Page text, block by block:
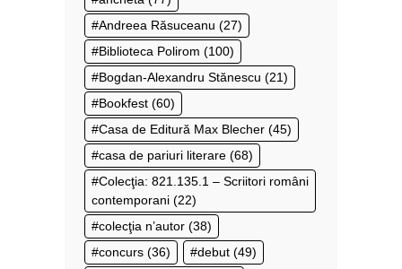
Andreea Răsuceanu (27)
Biblioteca Polirom (100)
Bogdan-Alexandru Stănescu (21)
Bookfest (60)
Casa de Editură Max Blecher (45)
casa de pariuri literare (68)
Colecţia: 821.135.1 – Scriitori români
contemporani (22)
colecţia n’autor (38)
concurs (36) debut (49)